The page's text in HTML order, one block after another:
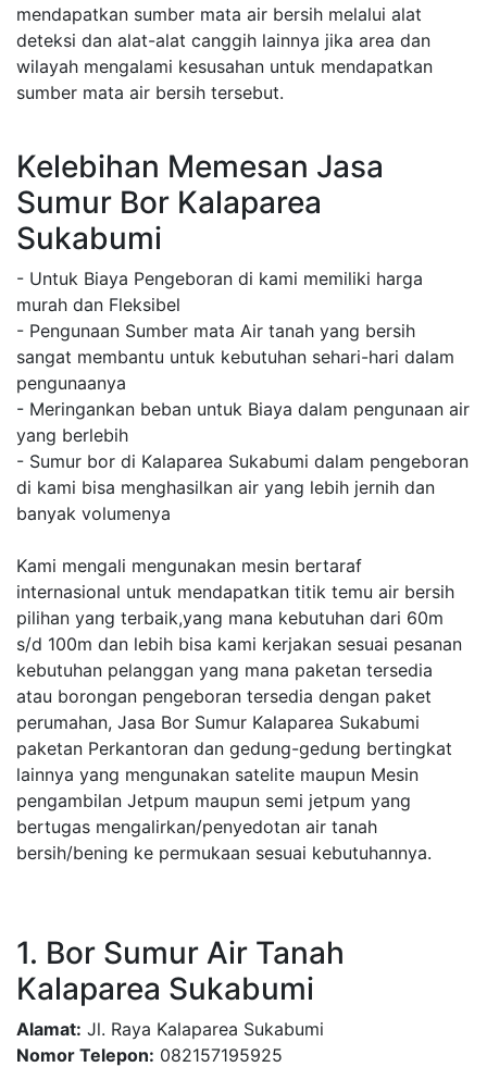
mendapatkan sumber mata air bersih melalui alat
deteksi dan alat-alat canggih lainnya jika area dan
wilayah mengalami kesusahan untuk mendapatkan
sumber mata air bersih tersebut.
Kelebihan Memesan Jasa
Sumur Bor Kalaparea
Sukabumi
- Untuk Biaya Pengeboran di kami memiliki harga
murah dan Fleksibel
- Pengunaan Sumber mata Air tanah yang bersih
sangat membantu untuk kebutuhan sehari-hari dalam
pengunaanya
- Meringankan beban untuk Biaya dalam pengunaan air
yang berlebih
- Sumur bor di Kalaparea Sukabumi dalam pengeboran
di kami bisa menghasilkan air yang lebih jernih dan
banyak volumenya
Kami mengali mengunakan mesin bertaraf
internasional untuk mendapatkan titik temu air bersih
pilihan yang terbaik,yang mana kebutuhan dari 60m
s/d 100m dan lebih bisa kami kerjakan sesuai pesanan
kebutuhan pelanggan yang mana paketan tersedia
atau borongan pengeboran tersedia dengan paket
perumahan, Jasa Bor Sumur Kalaparea Sukabumi
paketan Perkantoran dan gedung-gedung bertingkat
lainnya yang mengunakan satelite maupun Mesin
pengambilan Jetpum maupun semi jetpum yang
bertugas mengalirkan/penyedotan air tanah
bersih/bening ke permukaan sesuai kebutuhannya.
1. Bor Sumur Air Tanah
Kalaparea Sukabumi
Alamat: Jl. Raya Kalaparea Sukabumi
Nomor Telepon: 082157195925